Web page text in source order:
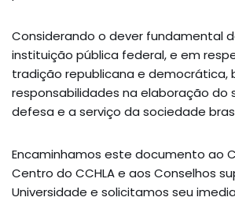
Considerando o dever fundamental
instituição pública federal, e em
tradição republicana e democrática,
responsabilidades na elaboração do
defesa e a serviço da sociedade
Encaminhamos este documento ao
Centro do CCHLA e aos Conselhos
Universidade e solicitamos seu